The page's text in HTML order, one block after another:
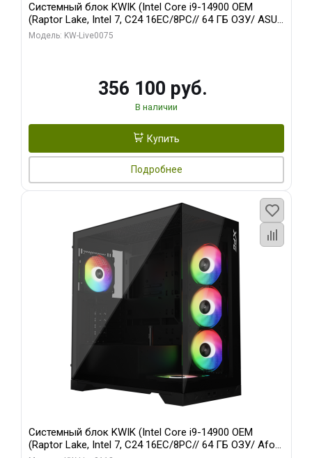
Системный блок KWIK (Intel Core i9-14900 OEM
(Raptor Lake, Intel 7, C24 16EC/8PC// 64 ГБ ОЗУ/ ASUS
RTX5080 PRIME EVO OC 16GB GDDR7 256bit 3xDP
Модель: KW-Live0075
356 100 руб.
В наличии
Купить
Подробнее
Системный блок KWIK (Intel Core i9-14900 OEM
(Raptor Lake, Intel 7, C24 16EC/8PC// 64 ГБ ОЗУ/ Afox